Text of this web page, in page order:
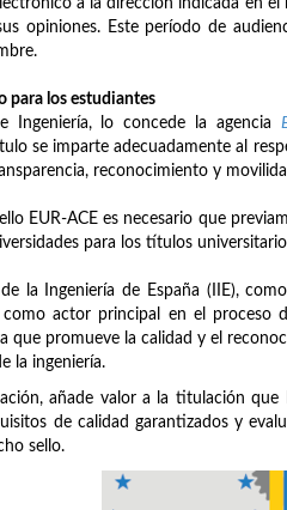
opiniones. Este período de
para los estudiantes
Ingeniería, lo concede la agencia
se imparte adecuadamente al
reconocimiento y
EUR-ACE es necesario que
para los títulos
la Ingeniería de España (IIE),
como actor principal en el proceso
que promueve la calidad y el
la ingeniería.
añade valor a la titulación
de calidad garantizados y
sello.